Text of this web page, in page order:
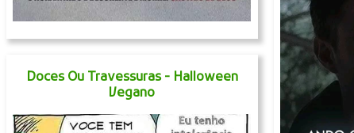
Doces Ou Travessuras - Halloween
Vegano